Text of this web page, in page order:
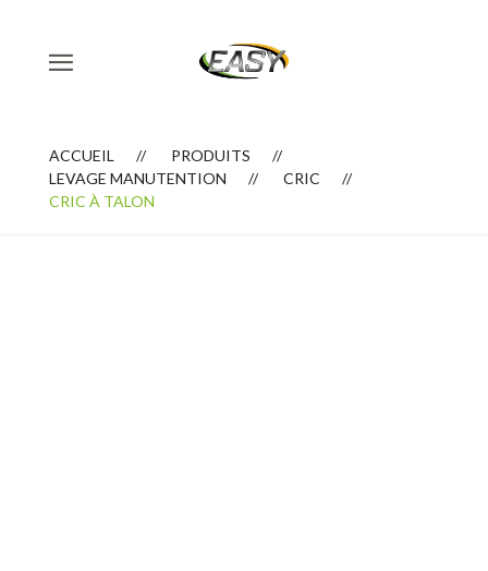
ACCUEIL
PRODUITS
LEVAGE MANUTENTION
CRIC
CRIC À TALON